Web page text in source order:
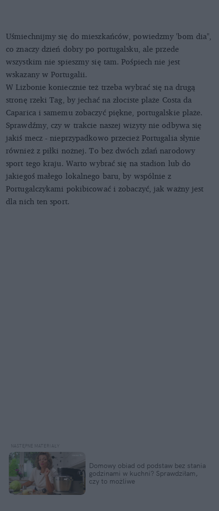
Uśmiechnijmy się do mieszkańców, powiedzmy 'bom dia",
co znaczy dzień dobry po portugalsku, ale przede
wszystkim nie spieszmy się tam. Pośpiech nie jest
wskazany w Portugalii.
W Lizbonie koniecznie też trzeba wybrać się na drugą
stronę rzeki Tag, by jechać na złociste plaże Costa da
Caparica i samemu zobaczyć piękne, portugalskie plaże.
Sprawdźmy, czy w trakcie naszej wizyty nie odbywa się
jakiś mecz - nieprzypadkowo przecież Portugalia słynie
również z piłki nożnej. To bez dwóch zdań narodowy
sport tego kraju. Warto wybrać się na stadion lub do
jakiegoś małego lokalnego baru, by wspólnie z
Portugalczykami pokibicować i zobaczyć, jak ważny jest
dla nich ten sport.
Domowy obiad od podstaw bez stania
godzinami w kuchni? Sprawdziłam,
czy to możliwe